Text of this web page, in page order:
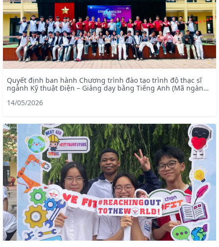
Quyết định ban hành Chương trình đào tạo trình độ thạc sĩ
ngành Kỹ thuật Điện – Giảng dạy bằng Tiếng Anh (Mã ngành:
8520201)
14/05/2026